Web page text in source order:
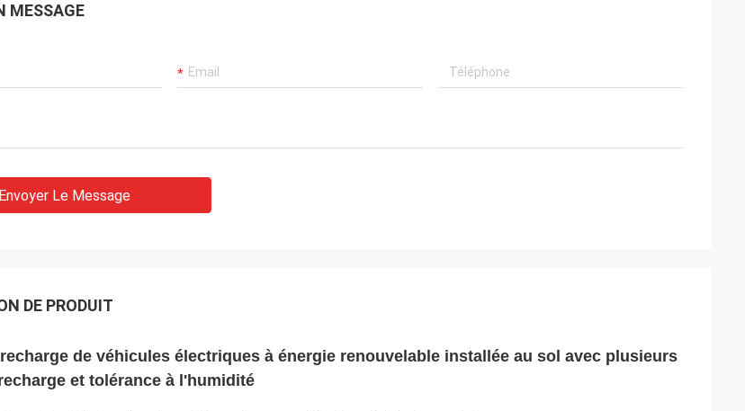
MESSAGE
Envoyer Le Message
DE PRODUIT
de véhicules électriques à énergie renouvelable installée au sol avec plusieurs
et tolérance à l'humidité